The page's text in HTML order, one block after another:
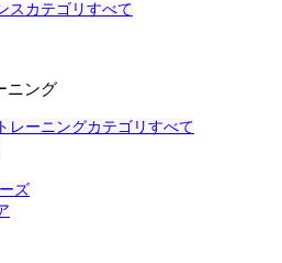
スカテゴリすべて
ニング
レーニングカテゴリすべて
ズ